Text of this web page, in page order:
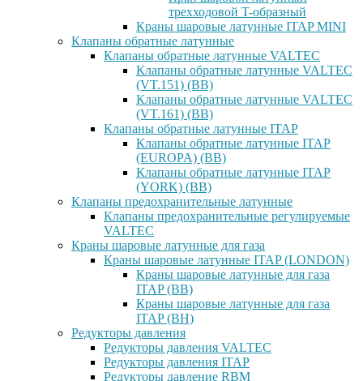
трехходовой T-образный
Краны шаровые латунные ITAP MINI
Клапаны обратные латунные
Клапаны обратные латунные VALTEC
Клапаны обратные латунные VALTEC
(VT.151) (ВВ)
Клапаны обратные латунные VALTEC
(VT.161) (ВВ)
Клапаны обратные латунные ITAP
Клапаны обратные латунные ITAP
(EUROPA) (ВВ)
Клапаны обратные латунные ITAP
(YORK) (ВВ)
Клапаны предохранительные латунные
Клапаны предохранительные регулируемые
VALTEC
Краны шаровые латунные для газа
Краны шаровые латунные ITAP (LONDON)
Краны шаровые латунные для газа
ITAP (ВВ)
Краны шаровые латунные для газа
ITAP (ВН)
Редукторы давления
Редукторы давления VALTEC
Редукторы давления ITAP
Редукторы давление RBM